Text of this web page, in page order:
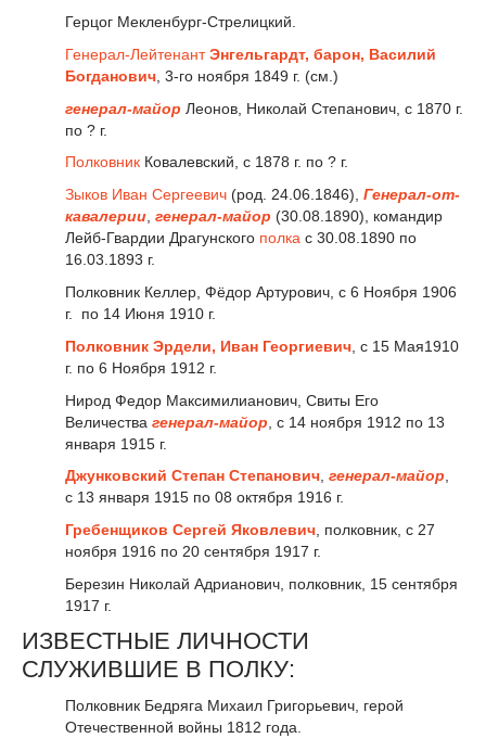
Герцог Мекленбург-Стрелицкий.
Генерал-Лейтенант Энгельгардт, барон, Василий
Богданович , 3-го ноября 1849 г. (см.)
генерал-майор Леонов, Николай Степанович, с 1870 г.
по ? г.
Полковник Ковалевский, с 1878 г. по ? г.
Зыков Иван Сергеевич (род. 24.06.1846), Генерал-от-
кавалерии, генерал-майор (30.08.1890), командир
Лейб-Гвардии Драгунского полка с 30.08.1890 по
16.03.1893 г.
Полковник Келлер, Фёдор Артурович, с 6 Ноября 1906
г. по 14 Июня 1910 г.
Полковник Эрдели, Иван Георгиевич , с 15 Мая1910
г. по 6 Ноября 1912 г.
Нирод Федор Максимилианович, Свиты Его
Величества генерал-майор , с 14 ноября 1912 по 13
января 1915 г.
Джунковский Степан Степанович, генерал-майор,
с 13 января 1915 по 08 октября 1916 г.
Гребенщиков Сергей Яковлевич , полковник, с 27
ноября 1916 по 20 сентября 1917 г.
Березин Николай Адрианович, полковник, 15 сентября
1917 г.
ИЗВЕСТНЫЕ ЛИЧНОСТИ
СЛУЖИВШИЕ В ПОЛКУ:
Полковник Бедряга Михаил Григорьевич, герой
Отечественной войны 1812 года.